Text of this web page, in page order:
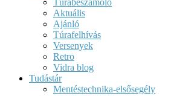
Túrabeszámoló
Aktuális
Ajánló
Túrafelhívás
Versenyek
Retro
Vidra blog
Tudástár
Mentéstechnika-elsősegély